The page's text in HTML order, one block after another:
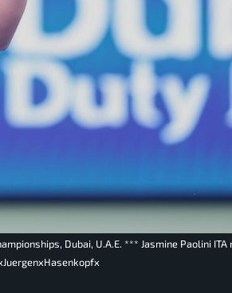
Dubai, U.A.E. *** Jasmine Paolini